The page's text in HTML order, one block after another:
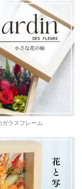
ラスフレーム